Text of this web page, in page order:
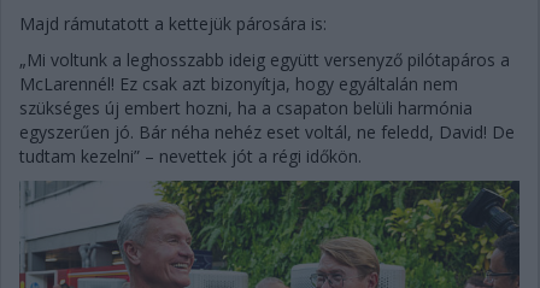
Majd rámutatott a kettejük párosára is:
„Mi voltunk a leghosszabb ideig együtt versenyző pilótapáros a
McLarennél! Ez csak azt bizonyítja, hogy egyáltalán nem
szükséges új embert hozni, ha a csapaton belüli harmónia
egyszerűen jó. Bár néha nehéz eset voltál, ne feledd, David! De
tudtam kezelni” – nevettek jót a régi időkön.